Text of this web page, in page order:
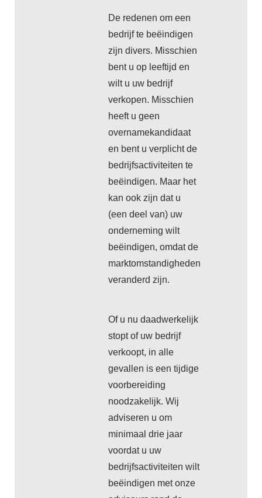
De redenen om een
bedrijf te beëindigen
zijn divers. Misschien
bent u op leeftijd en
wilt u uw bedrijf
verkopen. Misschien
heeft u geen
overnamekandidaat
en bent u verplicht de
bedrijfsactiviteiten te
beëindigen. Maar het
kan ook zijn dat u
(een deel van) uw
onderneming wilt
beëindigen, omdat de
marktomstandigheden
veranderd zijn.
Of u nu daadwerkelijk
stopt of uw bedrijf
verkoopt, in alle
gevallen is een tijdige
voorbereiding
noodzakelijk. Wij
adviseren u om
minimaal drie jaar
voordat u uw
bedrijfsactiviteiten wilt
beëindigen met onze